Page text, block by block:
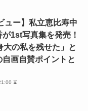
ュー】私立恵比寿中
1st写真集を発売！
大の私を残せた」と
画自賛ポイントと
⌛